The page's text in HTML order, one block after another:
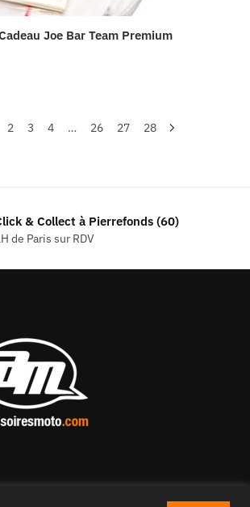
Joe Bar Team Premium
2 3 4 … 26 27 28
& Collect à Pierrefonds (60)
de Paris sur RDV